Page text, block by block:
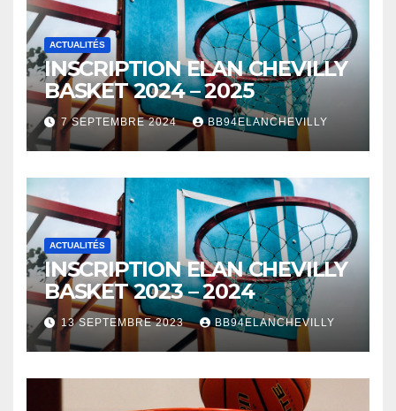
ACTUALITÉS
INSCRIPTION ELAN CHEVILLY
BASKET 2024 – 2025
7 SEPTEMBRE 2024 BB94ELANCHEVILLY
ACTUALITÉS
INSCRIPTION ELAN CHEVILLY
BASKET 2023 – 2024
13 SEPTEMBRE 2023 BB94ELANCHEVILLY